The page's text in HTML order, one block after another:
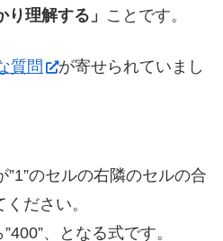
理解する」 ことです。
質問
が寄せられていまし
のセルの右隣のセルの合
ださい。
”400”、となる式です。